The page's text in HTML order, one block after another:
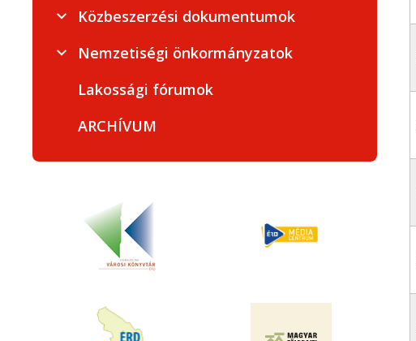
Közbeszerzési dokumentumok
Nemzetiségi önkormányzatok
Lakossági fórumok
ARCHÍVUM